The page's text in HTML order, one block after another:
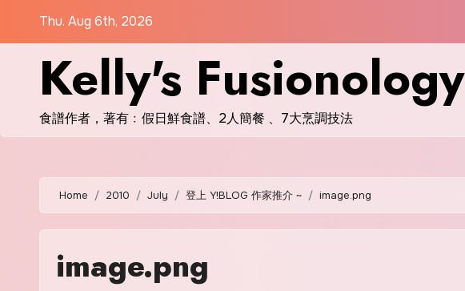
Thu. Aug 6th, 2026
Kelly's Fusionology
食譜作者，著有﹕假日鮮食譜、2人簡餐 、7大烹調技法
Home 2010 July 登上 Y!BLOG 作家推介 ~ image.png
image.png